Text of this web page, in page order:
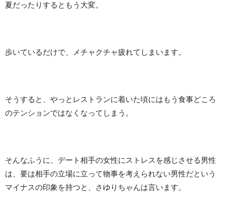
夏だったりするともう大変。
歩いているだけで、メチャクチャ疲れてしまいます。
そうすると、やっとレストランに着いた頃にはもう食事どころ
のテンションではなくなってしまう。
そんなふうに、デート相手の女性にストレスを感じさせる男性
は、要は相手の立場に立って物事を考えられない男性だという
マイナスの印象を持つと、さゆりちゃんは言います。